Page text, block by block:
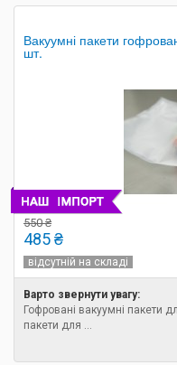
Вакуумні пакети
шт.
550 ₴
485 ₴
відсутній на складі
Варто звернути увагу:
Гофровані вакуумні пакети
пакети для ...